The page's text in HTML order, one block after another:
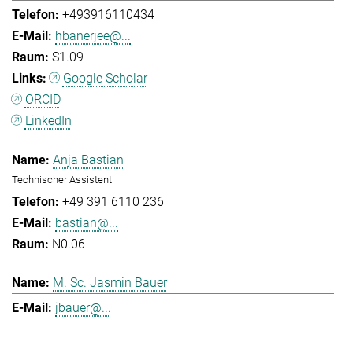
+493916110434
hbanerjee@...
S1.09
Google Scholar
ORCID
LinkedIn
Anja Bastian
Technischer Assistent
+49 391 6110 236
bastian@...
N0.06
M. Sc. Jasmin Bauer
jbauer@...